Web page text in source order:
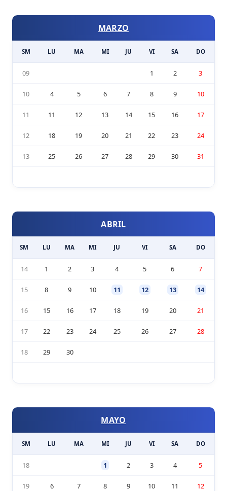
MARZO
SM LU MA MI JU VI SA DO
09 1 2 3
10 4 5 6 7 8 9 10
11 11 12 13 14 15 16 17
12 18 19 20 21 22 23 24
13 25 26 27 28 29 30 31
ABRIL
SM LU MA MI JU VI SA DO
14 1 2 3 4 5 6 7
15 8 9 10 11 12 13 14
16 15 16 17 18 19 20 21
17 22 23 24 25 26 27 28
18 29 30
MAYO
SM LU MA MI JU VI SA DO
18 1 2 3 4 5
19 6 7 8 9 10 11 12